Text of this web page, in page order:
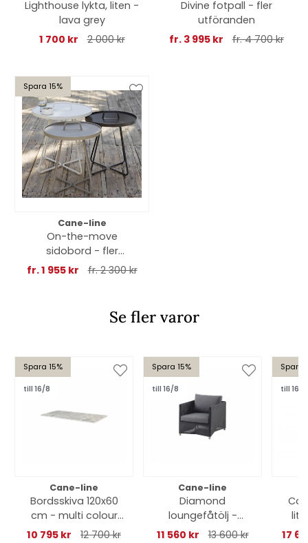
Lighthouse lykta, liten -
lava grey
1 700 kr
2 000 kr
Divine fotpall - fler
utföranden
fr. 3 995 kr
fr. 4 700 kr
Spara 15%
Cane-line
On-the-move
sidobord - fler
utföranden
fr. 1 955 kr fr. 2 300 kr
Se fler varor
Spara 15%
till 16/8
Cane-line
Bordsskiva 120x60
cm - multi colour
ceramic
10 795 kr 12 700 kr
Spara 15%
till 16/8
Cane-line
Diamond
loungefåtölj -
graphite/grey
11 560 kr 13 600 kr
Spara
till 16/8
17